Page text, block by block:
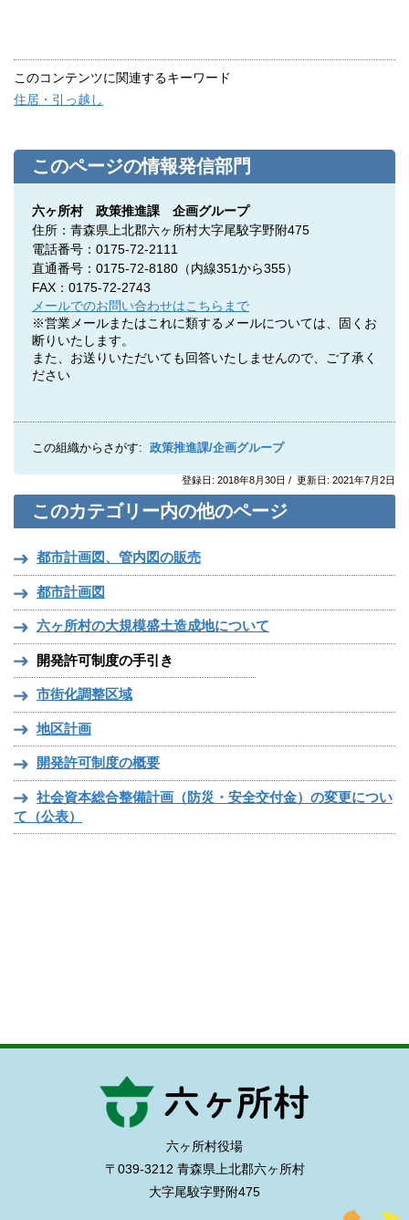
このコンテンツに関連するキーワード
住居・引っ越し
このページの情報発信部門
六ヶ所村 政策推進課 企画グループ
住所：青森県上北郡六ヶ所村大字尾駮字野附475
電話番号：0175-72-2111
直通番号：0175-72-8180（内線351から355）
FAX：0175-72-2743
メールでのお問い合わせはこちらまで
※営業メールまたはこれに類するメールについては、固くお
断りいたします。
また、お送りいただいても回答いたしませんので、ご了承く
ださい
この組織からさがす: 政策推進課/企画グループ
登録日: 2018年8月30日 / 更新日: 2021年7月2日
このカテゴリー内の他のページ
都市計画図、管内図の販売
都市計画図
六ヶ所村の⼤規模盛⼟造成地について
開発許可制度の手引き
市街化調整区域
地区計画
開発許可制度の概要
社会資本総合整備計画（防災・安全交付金）の変更につい
て（公表）
六ヶ所村役場
〒039-3212 青森県上北郡六ヶ所村
大字尾駮字野附475